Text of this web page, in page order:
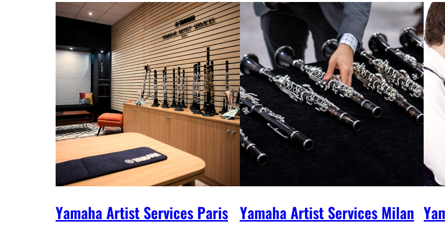
Yamaha Artist Services Paris Yamaha Artist Services Milan